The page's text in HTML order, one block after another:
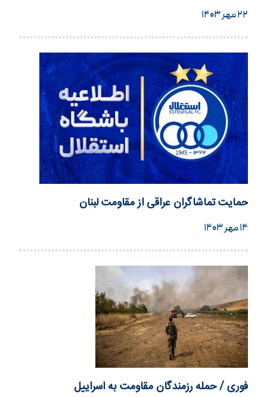
۲۲ مهر ۱۴۰۳
حمایت تماشاگران عراقی از مقاومت لبنان
۱۴ مهر ۱۴۰۳
فوری / حمله رزمندگان مقاومت به اسراییل